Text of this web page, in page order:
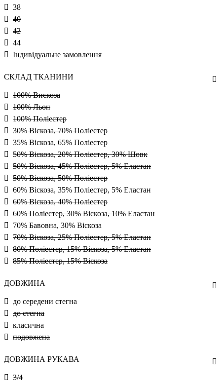
38
40
42
44
Індивідуальне замовлення
СКЛАД ТКАНИНИ
100% Вискоза
100% Льон
100% Поліестер
30% Віскоза, 70% Поліестер
35% Віскоза, 65% Поліестер
50% Віскоза, 20% Поліестер, 30% Шовк
50% Віскоза, 45% Поліестер, 5% Еластан
50% Віскоза, 50% Поліестер
60% Віскоза, 35% Поліестер, 5% Еластан
60% Віскоза, 40% Поліестер
60% Поліестер, 30% Віскоза, 10% Еластан
70% Бавовна, 30% Віскоза
70% Віскоза, 25% Поліестер, 5% Еластан
80% Поліестер, 15% Віскоза, 5% Еластан
85% Поліестер, 15% Віскоза
ДОВЖИНА
до середени стегна
до стегна
класична
подовжена
ДОВЖИНА РУКАВА
3/4